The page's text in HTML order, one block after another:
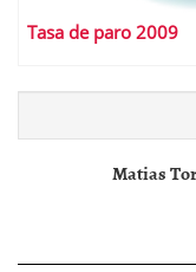
Tasa de paro 2009
Matias